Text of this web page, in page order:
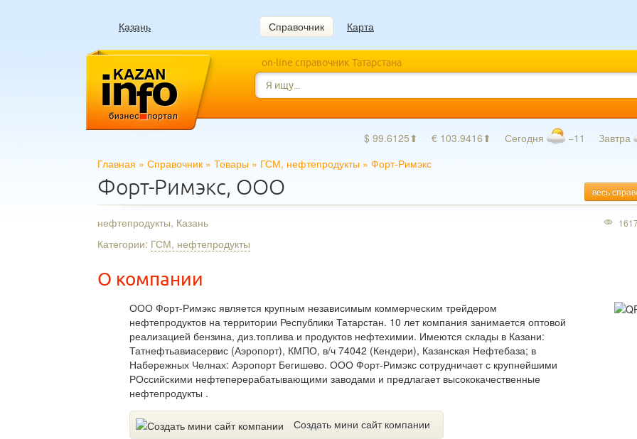
Казань Справочник Карта
on-line справочник Татарстана
$ 99.6125⬆ € 103.9416⬆ Сегодня −11 Завтра
Главная » Справочник » Товары » ГСМ, нефтепродукты » Форт-Римэкс
весь
Форт-Римэкс, ООО
нефтепродукты, Казань
Категории: ГСМ, нефтепродукты
О компании
ООО Форт-Римэкс является крупным независимым коммерческим трейдером
нефтепродуктов на территории Республики Татарстан. 10 лет компания занимается оптовой
реализацией бензина, диз.топлива и продуктов нефтехимии. Имеются склады в Казани:
Татнефтьавиасервис (Аэропорт), КМПО, в/ч 74042 (Кендери), Казанская Нефтебаза; в
Набережных Челнах: Аэропорт Бегишево. ООО Форт-Римэкс сотрудничает с крупнейшими
РОссийскими нефтеперерабатывающими заводами и предлагает высококачественные
нефтепродукты .
Создать мини сайт компании